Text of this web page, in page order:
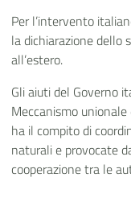
Per l’intervento
la dichiarazione dello
all’estero.
Gli aiuti del Governo
Meccanismo
ha il compito di
naturali e provocate
cooperazione tra le